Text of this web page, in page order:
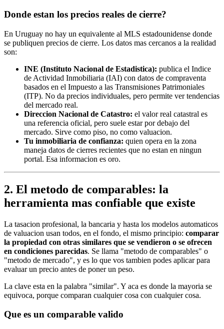
Donde estan los precios reales de cierre?
En Uruguay no hay un equivalente al MLS estadounidense donde
se publiquen precios de cierre. Los datos mas cercanos a la realidad
son:
INE (Instituto Nacional de Estadistica): publica el Indice
de Actividad Inmobiliaria (IAI) con datos de compraventa
basados en el Impuesto a las Transmisiones Patrimoniales
(ITP). No da precios individuales, pero permite ver tendencias
del mercado real.
Direccion Nacional de Catastro: el valor real catastral es
una referencia oficial, pero suele estar por debajo del
mercado. Sirve como piso, no como valuacion.
Tu inmobiliaria de confianza: quien opera en la zona
maneja datos de cierres recientes que no estan en ningun
portal. Esa informacion es oro.
2. El metodo de comparables: la
herramienta mas confiable que existe
La tasacion profesional, la bancaria y hasta los modelos automaticos
de valuacion usan todos, en el fondo, el mismo principio: comparar
la propiedad con otras similares que se vendieron o se ofrecen
en condiciones parecidas. Se llama "metodo de comparables" o
"metodo de mercado", y es lo que vos tambien podes aplicar para
evaluar un precio antes de poner un peso.
La clave esta en la palabra "similar". Y aca es donde la mayoria se
equivoca, porque comparan cualquier cosa con cualquier cosa.
Que es un comparable valido